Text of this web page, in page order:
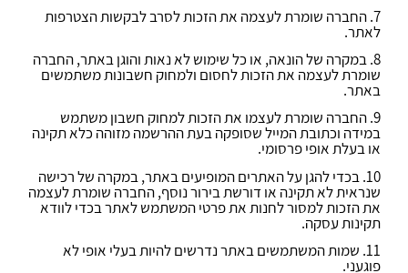
7. החברה שומרת לעצמה את הזכות לסרב לבקשות הצטרפות
לאתר.
8. במקרה של הונאה, או כל שימוש לא נאות והוגן באתר, החברה
שומרת לעצמה את הזכות לחסום ולמחוק חשבונות משתמשים
באתר.
9. החברה שומרת לעצמו את הזכות למחוק חשבון משתמש
במידה וכתובת המייל שסופקה בעת ההרשמה מזוהה כלא תקינה
או בעלת אופי פרסומי.
10. בכדי להגן על האתרים המופיעים באתר, במקרה של רכישה
שנראית לא תקינה או דורשת בירור נוסף, החברה שומרת לעצמה
את הזכות למסור לחנות את פרטי המשתמש לאתר בכדי לוודא
תקינות עסקה.
11. שמות המשתמשים באתר נדרשים להיות בעלי אופי לא
פוגעני.